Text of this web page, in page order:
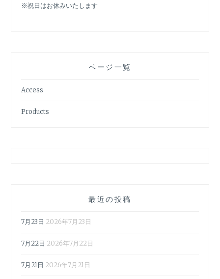
※祝日はお休みいたします
ページ一覧
Access
Products
最近の投稿
7月23日 2026年7月23日
7月22日 2026年7月22日
7月21日 2026年7月21日